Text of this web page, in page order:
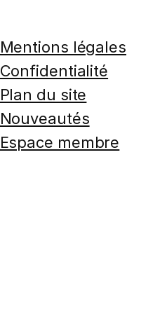
Mentions légales
Confidentialité
Plan du site
Nouveautés
Espace membre